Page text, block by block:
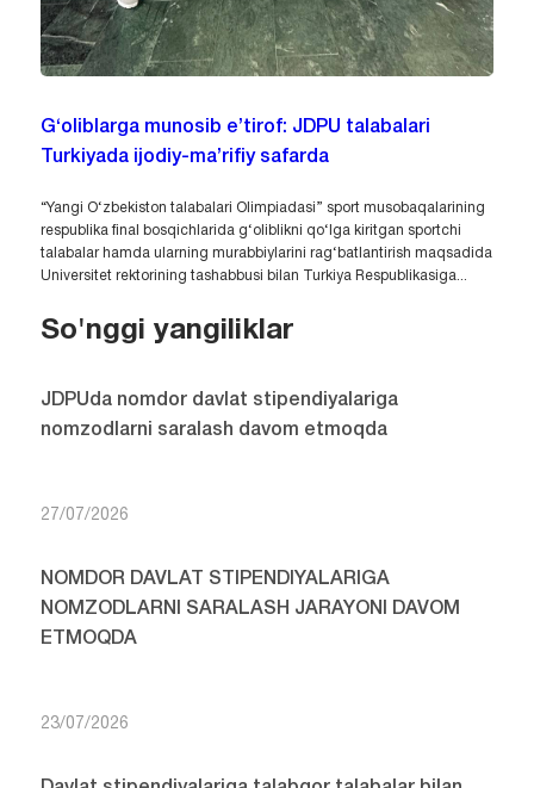
G‘oliblarga munosib e’tirof: JDPU talabalari
Turkiyada ijodiy-ma’rifiy safarda
“Yangi O‘zbekiston talabalari Olimpiadasi” sport musobaqalarining
respublika final bosqichlarida g‘oliblikni qo‘lga kiritgan sportchi
talabalar hamda ularning murabbiylarini rag‘batlantirish maqsadida
Universitet rektorining tashabbusi bilan Turkiya Respublikasiga...
So'nggi yangiliklar
JDPUda nomdor davlat stipendiyalariga
nomzodlarni saralash davom etmoqda
27/07/2026
NOMDOR DAVLAT STIPENDIYALARIGA
NOMZODLARNI SARALASH JARAYONI DAVOM
ETMOQDA
23/07/2026